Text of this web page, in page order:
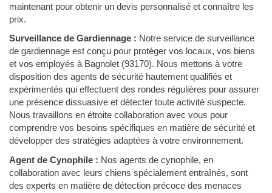
maintenant pour obtenir un devis personnalisé et connaître les
prix.
Surveillance de Gardiennage : Notre service de surveillance
de gardiennage est conçu pour protéger vos locaux, vos biens
et vos employés à Bagnolet (93170). Nous mettons à votre
disposition des agents de sécurité hautement qualifiés et
expérimentés qui effectuent des rondes régulières pour assurer
une présence dissuasive et détecter toute activité suspecte.
Nous travaillons en étroite collaboration avec vous pour
comprendre vos besoins spécifiques en matière de sécurité et
développer des stratégies adaptées à votre environnement.
Agent de Cynophile : Nos agents de cynophile, en
collaboration avec leurs chiens spécialement entraînés, sont
des experts en matière de détection précoce des menaces